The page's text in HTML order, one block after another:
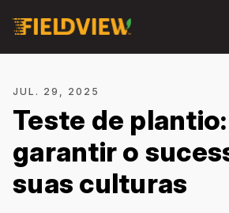
principal
JUL. 29, 2025
Teste de
garantir o
suas culturas